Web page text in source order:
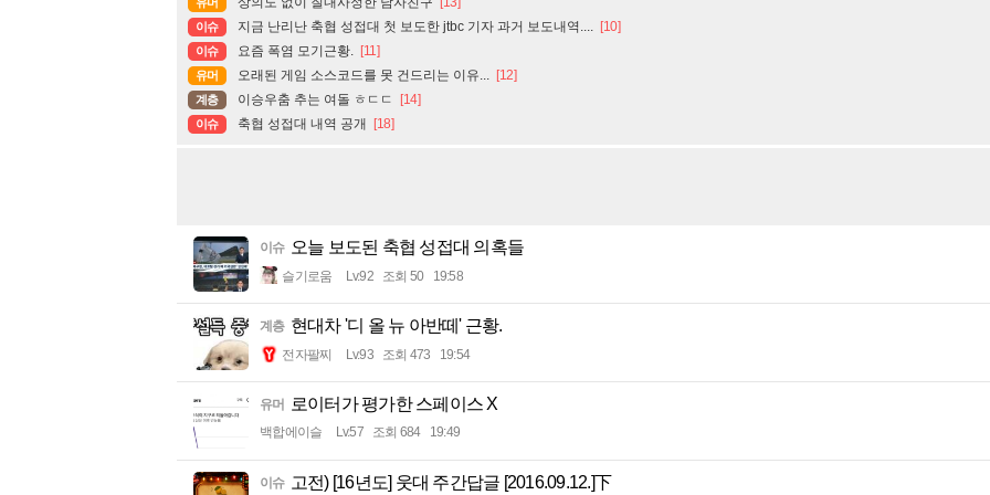
이슈 지금 난리난 축협 성접대 첫 보도한 jtbc 기자 과거 보도내역.... [10]
이슈 요즘 폭염 모기근황. [11]
유머 오래된 게임 소스코드를 못 건드리는 이유... [12]
계층 이승우춤 추는 여돌 ㅎㄷㄷ [14]
이슈 축협 성접대 내역 공개 [18]
이슈 오늘 보도된 축협 성접대 의혹들
슬기로움 Lv.92 조회 50 19:58
계층 현대차 '디 올 뉴 아반떼' 근황.
전자팔찌 Lv.93 조회 473 19:54
유머 로이터가 평가한 스페이스 X
백합에이슬 Lv.57 조회 684 19:49
이슈 고전) [16년도] 웃대 주간답글 [2016.09.12.]下